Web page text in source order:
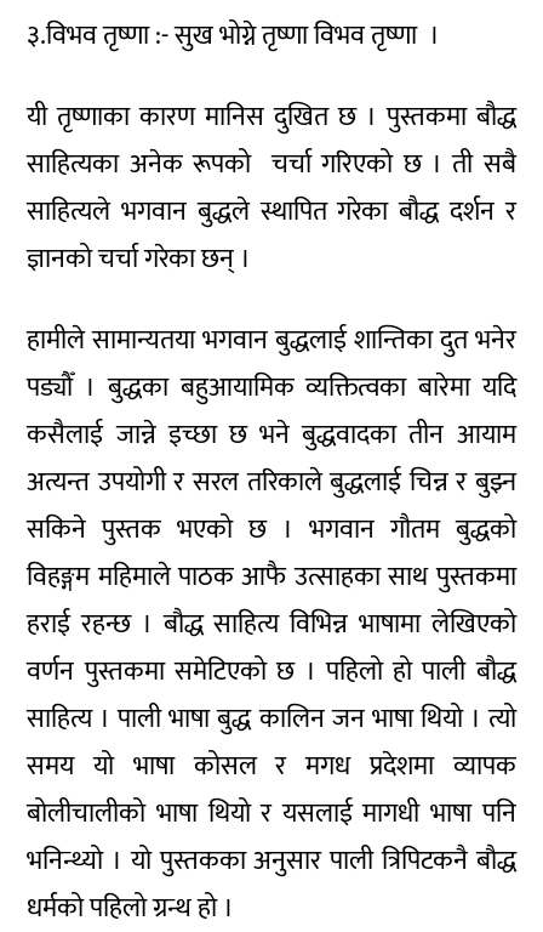
३.विभव तृष्णा :- सुख भोग्ने तृष्णा विभव तृष्णा ।
यी तृष्णाका कारण मानिस दुखित छ । पुस्तकमा बौद्ध
साहित्यका अनेक रूपको चर्चा गरिएको छ । ती सबै
साहित्यले भगवान बुद्धले स्थापित गरेका बौद्ध दर्शन र
ज्ञानको चर्चा गरेका छन् ।
हामीले सामान्यतया भगवान बुद्धलाई शान्तिका दुत भनेर
पड्यौँ । बुद्धका बहुआयामिक व्यक्तित्वका बारेमा यदि
कसैलाई जान्ने इच्छा छ भने बुद्धवादका तीन आयाम
अत्यन्त उपयोगी र सरल तरिकाले बुद्धलाई चिन्न र बुझ्न
सकिने पुस्तक भएको छ । भगवान गौतम बुद्धको
विहङ्गम महिमाले पाठक आफै उत्साहका साथ पुस्तकमा
हराई रहन्छ । बौद्ध साहित्य विभिन्न भाषामा लेखिएको
वर्णन पुस्तकमा समेटिएको छ । पहिलो हो पाली बौद्ध
साहित्य । पाली भाषा बुद्ध कालिन जन भाषा थियो । त्यो
समय यो भाषा कोसल र मगध प्रदेशमा व्यापक
बोलीचालीको भाषा थियो र यसलाई मागधी भाषा पनि
भनिन्थ्यो । यो पुस्तकका अनुसार पाली त्रिपिटकनै बौद्ध
धर्मको पहिलो ग्रन्थ हो ।